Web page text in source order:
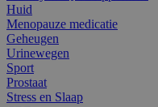
Huid
Menopauze medicatie
Geheugen
Urinewegen
Sport
Prostaat
Stress en Slaap